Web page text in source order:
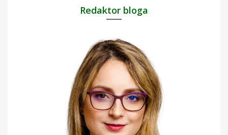
Redaktor bloga